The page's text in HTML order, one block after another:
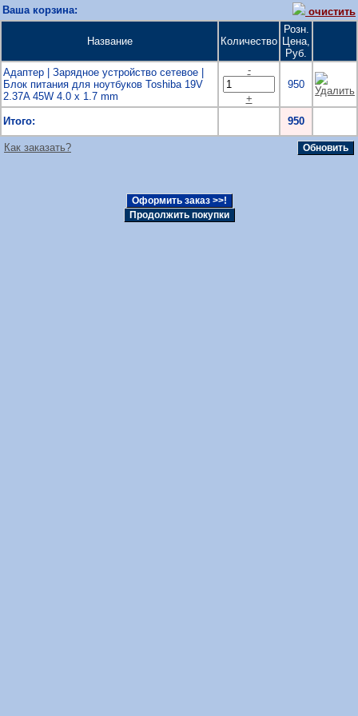
Ваша корзина: очистить
Название Количество
Розн.
Цена,
Руб.
Адаптер | Зарядное устройство сетевое |
Блок питания для ноутбуков Toshiba 19V
2.37A 45W 4.0 x 1.7 mm
-
+
950
Итого: 950
Как заказать?